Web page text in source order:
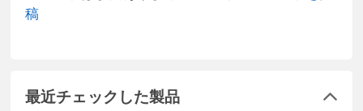
稿
最近チェックした製品